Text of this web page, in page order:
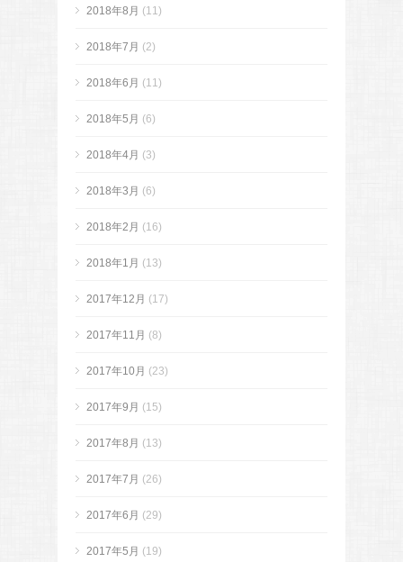
2018年8月 (11)
2018年7月 (2)
2018年6月 (11)
2018年5月 (6)
2018年4月 (3)
2018年3月 (6)
2018年2月 (16)
2018年1月 (13)
2017年12月 (17)
2017年11月 (8)
2017年10月 (23)
2017年9月 (15)
2017年8月 (13)
2017年7月 (26)
2017年6月 (29)
2017年5月 (19)